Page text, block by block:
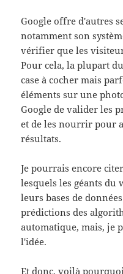
Google offre d'autres
notamment son
vérifier que les
Pour cela, la plupart
case à cocher mais
éléments sur une
Google de valider les
et de les nourrir pour
résultats.
Je pourrais encore
lesquels les géants du
leurs bases de
prédictions des
automatique, mais, je
l'idée.
Et donc, voilà